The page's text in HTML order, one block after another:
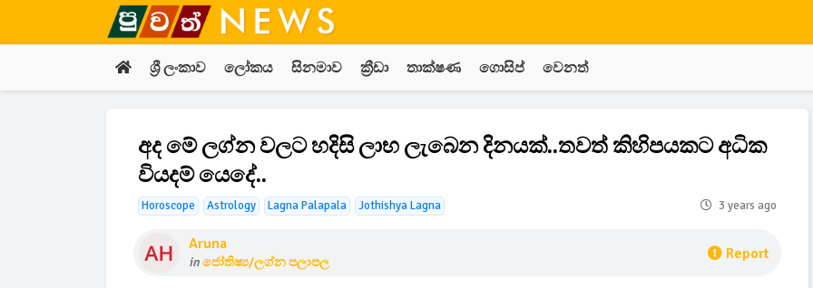
ශ්‍රී ලංකාව ලෝකය සිනමාව ක්‍රීඩා තාක්ෂණ ගොසිප් වෙනත්
අද මේ ලග්න වලට හදිසි ලාභ ලැබෙන දිනයක්..තවත් කිහිපයකට අධික
වියදම් යෙදේ..
Horoscope Astrology Lagna Palapala Jothishya Lagna 3 years ago
Aruna
inජෝතිෂ්‍ය/ලග්න පලාපල Report